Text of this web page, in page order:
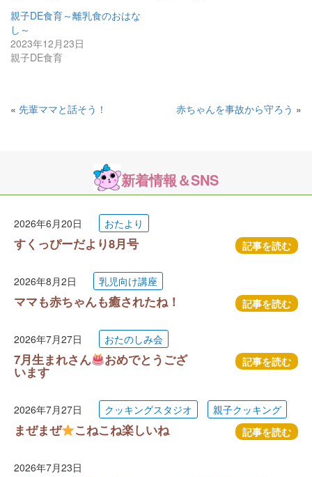
親子DE食育～離乳食のおはな
し～
2023年12月23日
親子DE食育
« 先輩ママと話そう！ 赤ちゃんを事故から守ろう »
新着情報＆SNS
2026年6月20日 おたより
すくっぴーだより8月号 記事を読む
2026年8月2日 乳児向け講座
ママも赤ちゃんも癒されたね！ 記事を読む
2026年7月27日 おたのしみ会
7月生まれさん おめでとうござ
います
記事を読む
2026年7月27日 クッキングスタジオ 親子クッキング
まぜまぜ こねこね楽しいね 記事を読む
2026年7月23日